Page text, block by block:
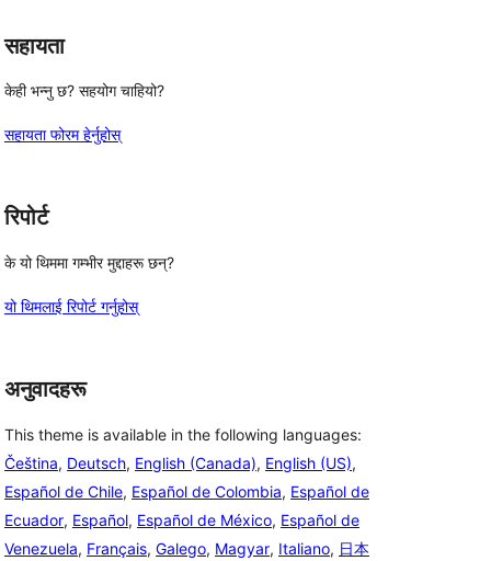
सहायता
केही भन्नु छ? सहयोग चाहियो?
सहायता फोरम हेर्नुहोस्
रिपोर्ट
के यो थिममा गम्भीर मुद्दाहरू छन्?
यो थिमलाई रिपोर्ट गर्नुहोस्
अनुवादहरू
This theme is available in the following languages:
Čeština, Deutsch, English (Canada), English (US),
Español de Chile, Español de Colombia, Español de
Ecuador, Español, Español de México, Español de
Venezuela, Français, Galego, Magyar, Italiano, 日本